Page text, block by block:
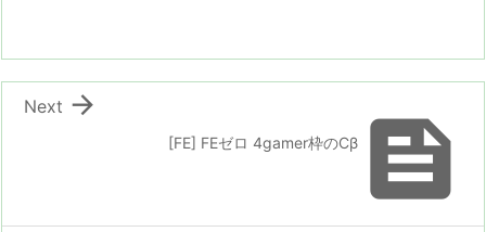

[FE] FEゼロ 4gamer枠のCβ

Next